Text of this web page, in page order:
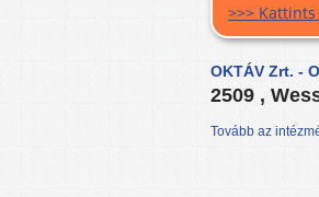
>>>
OKTÁV Zrt. -
2509 ,
Tovább az